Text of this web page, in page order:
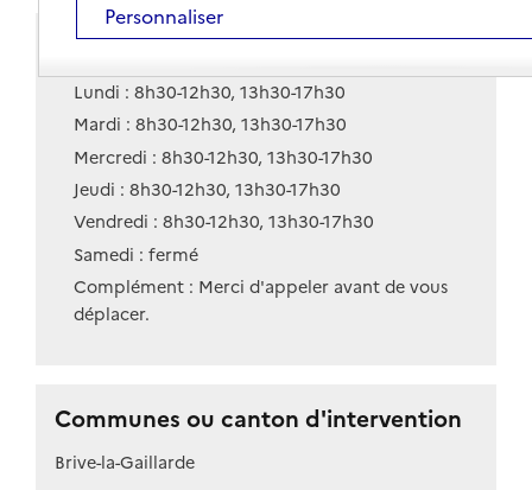
Horaires
Lundi : 8h30-12h30, 13h30-17h30
Mardi : 8h30-12h30, 13h30-17h30
Mercredi : 8h30-12h30, 13h30-17h30
Jeudi : 8h30-12h30, 13h30-17h30
Vendredi : 8h30-12h30, 13h30-17h30
Samedi : fermé
Complément : Merci d'appeler avant de vous
déplacer.
Communes ou canton d'intervention
Brive-la-Gaillarde
Personnaliser